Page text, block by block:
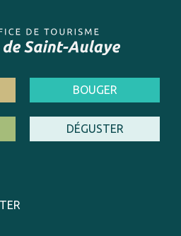
BOUGER
DÉGUSTER